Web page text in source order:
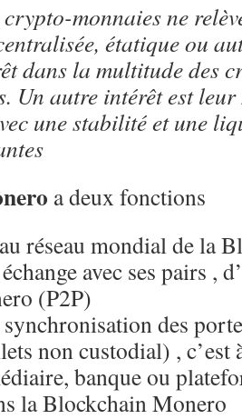
crypto-monnaies ne
étatique ou
dans la multitude des
Un autre intérêt est
une stabilité et une
a deux fonctions
réseau mondial de la
avec ses pairs ,
(P2P)
des
non custodial) ,
banque ou
la Blockchain Monero